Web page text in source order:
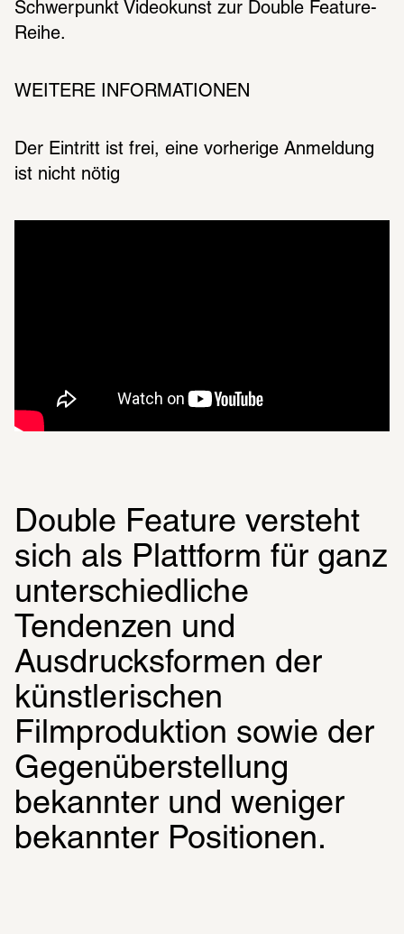
Schwerpunkt Videokunst zur Double Feature-
Reihe.
Der Eintritt ist frei, eine vorherige Anmeldung
ist nicht nötig
Double Feature versteht
sich als Plattform für ganz
unterschiedliche
Tendenzen und
Ausdrucksformen der
künstlerischen
Filmproduktion sowie der
Gegenüberstellung
bekannter und weniger
bekannter Positionen.